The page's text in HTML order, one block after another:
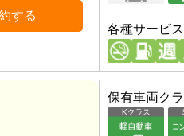
する
各種サービス
保有車両ク